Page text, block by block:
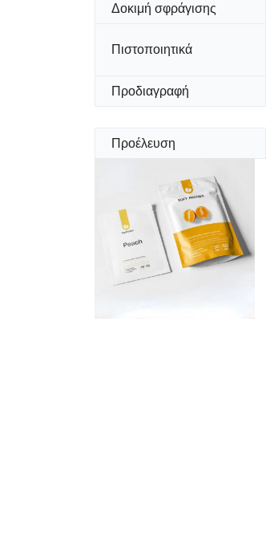
Δοκιμή σφράγισης
Πιστοποιητικά
Προδιαγραφή
Προέλευση